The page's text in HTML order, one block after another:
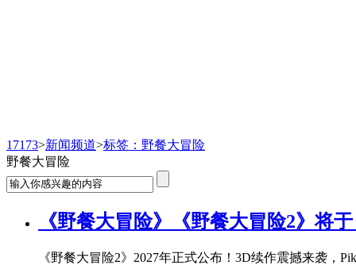
17173>新闻频道>标签：野餐大冒险
野餐大冒险
《野餐大冒险》《野餐大冒险2》将
《野餐大冒险2》2027年正式公布！3D续作震撼来袭